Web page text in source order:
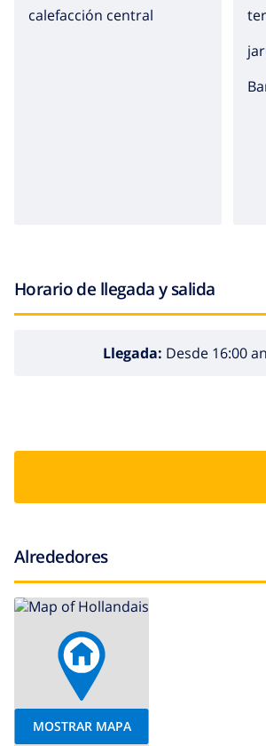
calefacción central
Horario de llegada y salida
Llegada: Desde 16:00
Alrededores
MOSTRAR MAPA